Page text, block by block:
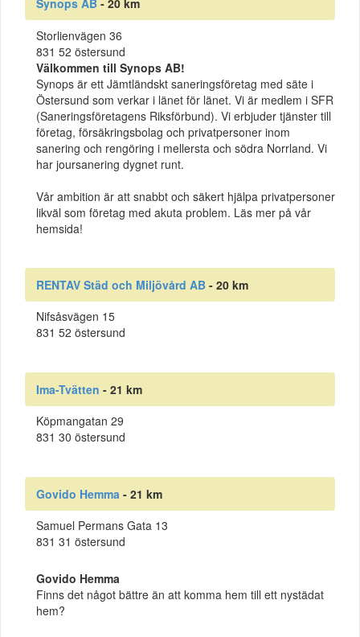
Storlienvägen 36
831 52 östersund
Välkommen till Synops AB!
Synops är ett Jämtländskt saneringsföretag med säte i
Östersund som verkar i länet för länet. Vi är medlem i SFR
(Saneringsföretagens Riksförbund). Vi erbjuder tjänster till
företag, försäkringsbolag och privatpersoner inom
sanering och rengöring i mellersta och södra Norrland. Vi
har joursanering dygnet runt.
Vår ambition är att snabbt och säkert hjälpa privatpersoner
likväl som företag med akuta problem. Läs mer på vår
hemsida!
RENTAV Städ och Miljövård AB - 20 km
Nifsåsvägen 15
831 52 östersund
Ima-Tvätten - 21 km
Köpmangatan 29
831 30 östersund
Govido Hemma - 21 km
Samuel Permans Gata 13
831 31 östersund
Govido Hemma
Finns det något bättre än att komma hem till ett nystädat
hem?